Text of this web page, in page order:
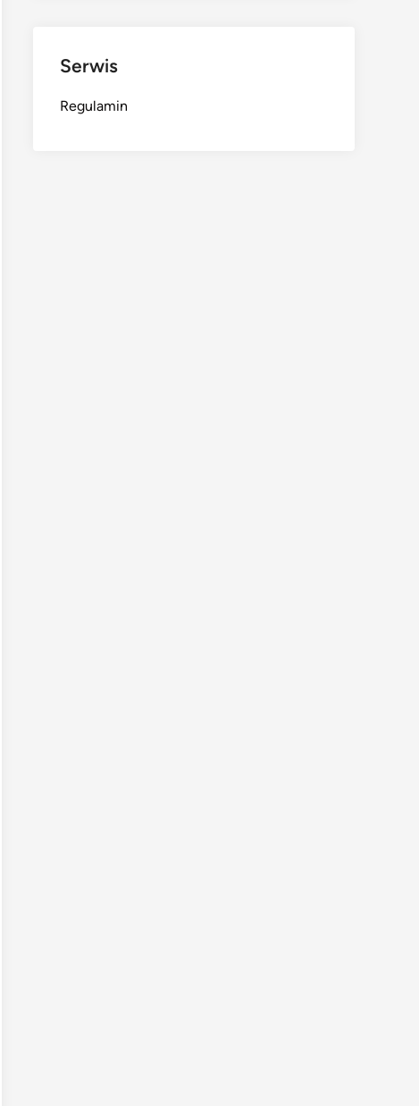
Serwis
Regulamin